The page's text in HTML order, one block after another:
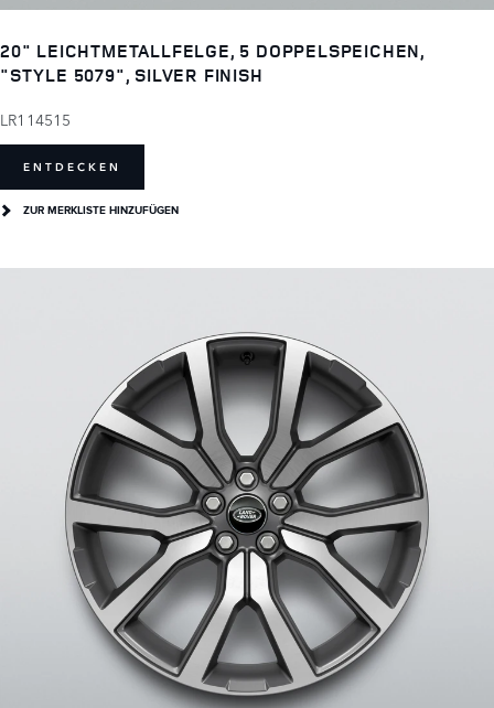
20" LEICHTMETALLFELGE, 5 DOPPELSPEICHEN,
"STYLE 5079", SILVER FINISH
LR114515
ENTDECKEN
ZUR MERKLISTE HINZUFÜGEN